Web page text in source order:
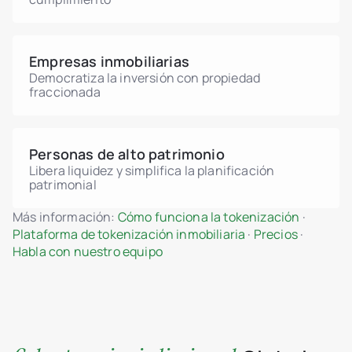
Empresas inmobiliarias
Democratiza la inversión con propiedad
fraccionada
Personas de alto patrimonio
Libera liquidez y simplifica la planificación
patrimonial
Más información: Cómo funciona la tokenización ·
Plataforma de tokenización inmobiliaria · Precios·
Habla con nuestro equipo